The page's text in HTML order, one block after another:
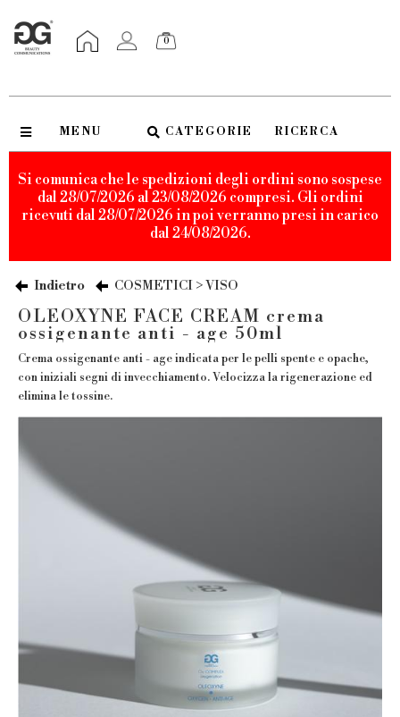
0
MENU CATEGORIE RICERCA
Si comunica che le spedizioni degli ordini sono sospese
dal 28/07/2026 al 23/08/2026 compresi. Gli ordini
ricevuti dal 28/07/2026 in poi verranno presi in carico
dal 24/08/2026.
Indietro COSMETICI > VISO
OLEOXYNE FACE CREAM crema
ossigenante anti - age 50ml
Crema ossigenante anti - age indicata per le pelli spente e opache,
con iniziali segni di invecchiamento. Velocizza la rigenerazione ed
elimina le tossine.